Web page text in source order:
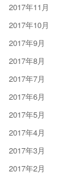
2017年11月
2017年10月
2017年9月
2017年8月
2017年7月
2017年6月
2017年5月
2017年4月
2017年3月
2017年2月